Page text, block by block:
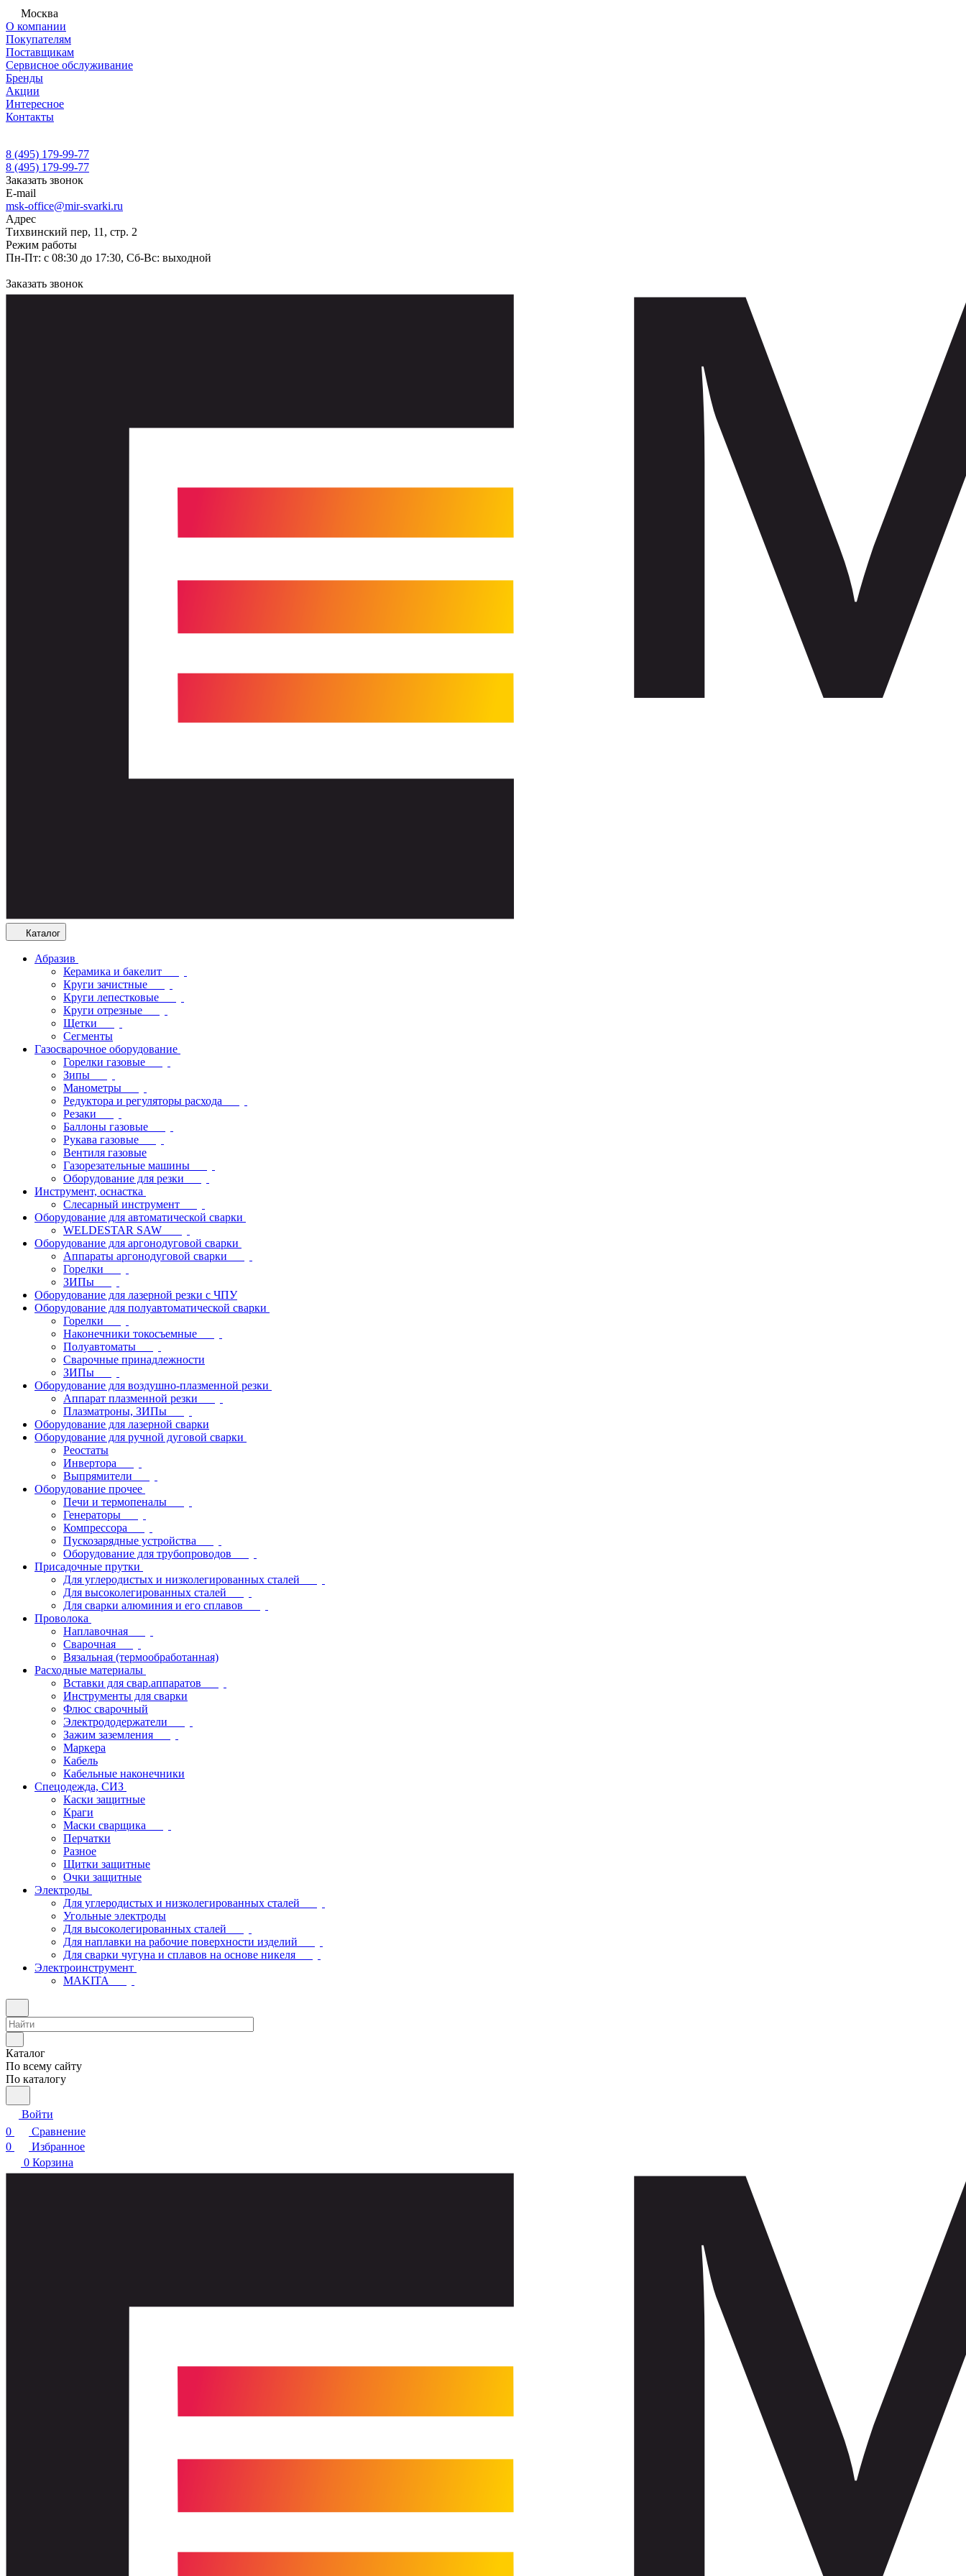
Москва
О компании
Покупателям
Поставщикам
Сервисное обслуживание
Бренды
Акции
Интересное
Контакты
8 (495) 179-99-77
8 (495) 179-99-77
Заказать звонок
E-mail
msk-office@mir-svarki.ru
Адрес
Тихвинский пер, 11, стр. 2
Режим работы
Пн-Пт: с 08:30 до 17:30, Сб-Вс: выходной
Заказать звонок
Каталог
Абразив
Керамика и бакелит
Круги зачистные
Круги лепестковые
Круги отрезные
Щетки
Сегменты
Газосварочное оборудование
Горелки газовые
Зипы
Манометры
Редуктора и регуляторы расхода
Резаки
Баллоны газовые
Рукава газовые
Вентиля газовые
Газорезательные машины
Оборудование для резки
Инструмент, оснастка
Слесарный инструмент
Оборудование для автоматической сварки
WELDESTAR SAW
Оборудование для аргонодуговой сварки
Аппараты аргонодуговой сварки
Горелки
ЗИПы
Оборудование для лазерной резки с ЧПУ
Оборудование для полуавтоматической сварки
Горелки
Наконечники токосъемные
Полуавтоматы
Сварочные принадлежности
ЗИПы
Оборудование для воздушно-плазменной резки
Аппарат плазменной резки
Плазматроны, ЗИПы
Оборудование для лазерной сварки
Оборудование для ручной дуговой сварки
Реостаты
Инвертора
Выпрямители
Оборудование прочее
Печи и термопеналы
Генераторы
Компрессора
Пускозарядные устройства
Оборудование для трубопроводов
Присадочные прутки
Для углеродистых и низколегированных сталей
Для высоколегированных сталей
Для сварки алюминия и его сплавов
Проволока
Наплавочная
Сварочная
Вязальная (термообработанная)
Расходные материалы
Вставки для свар.аппаратов
Инструменты для сварки
Флюс сварочный
Электрододержатели
Зажим заземления
Маркера
Кабель
Кабельные наконечники
Спецодежда, СИЗ
Каски защитные
Краги
Маски сварщика
Перчатки
Разное
Щитки защитные
Очки защитные
Электроды
Для углеродистых и низколегированных сталей
Угольные электроды
Для высоколегированных сталей
Для наплавки на рабочие поверхности изделий
Для сварки чугуна и сплавов на основе никеля
Электроинструмент
МAKITA
Каталог
По всему сайту
По каталогу
Войти
0
Сравнение
0
Избранное
0 Корзина